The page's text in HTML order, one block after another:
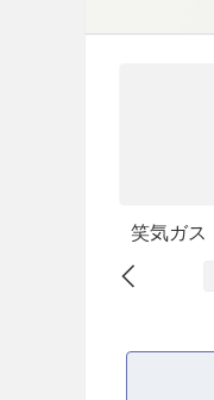
笑気ガス